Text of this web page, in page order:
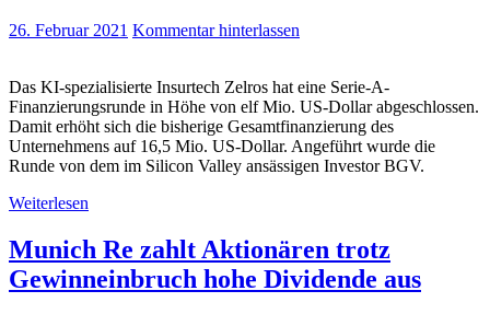
26. Februar 2021 Kommentar hinterlassen
Das KI-spezialisierte Insurtech Zelros hat eine Serie-A-
Finanzierungsrunde in Höhe von elf Mio. US-Dollar abgeschlossen.
Damit erhöht sich die bisherige Gesamtfinanzierung des
Unternehmens auf 16,5 Mio. US-Dollar. Angeführt wurde die
Runde von dem im Silicon Valley ansässigen Investor BGV.
Weiterlesen
Munich Re zahlt Aktionären trotz
Gewinneinbruch hohe Dividende aus